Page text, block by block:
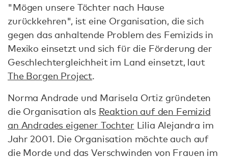
"Mögen unsere Töchter nach Hause
zurückkehren", ist eine Organisation, die sich
gegen das anhaltende Problem des Femizids in
Mexiko einsetzt und sich für die Förderung der
Geschlechtergleichheit im Land einsetzt, laut
The Borgen Project.
Norma Andrade und Marisela Ortiz gründeten
die Organisation als Reaktion auf den Femizid
an Andrades eigener Tochter Lilia Alejandra im
Jahr 2001. Die Organisation möchte auch auf
die Morde und das Verschwinden von Frauen im